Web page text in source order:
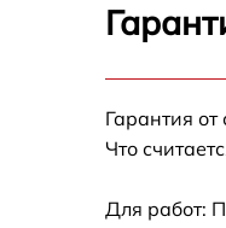
Замена
Гарантия
Что
Для работ: